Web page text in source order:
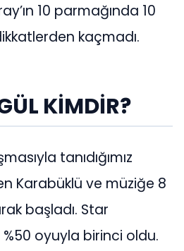
10 parmağında 10
kaçmadı.
KİMDİR?
tanıdığımız
Karabüklü ve müziğe 8
başladı. Star
%50 oyuyla birinci oldu.